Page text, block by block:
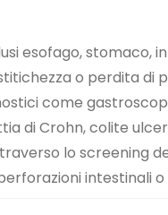
esofago, stomaco,
o perdita di
come
di Crohn, colite
lo screening
intestinali